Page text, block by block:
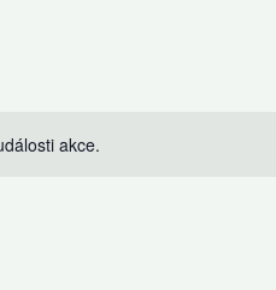
akce.